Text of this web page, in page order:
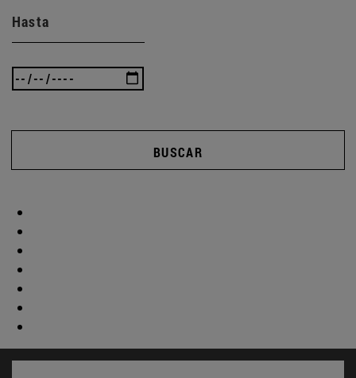
Hasta
BUSCAR